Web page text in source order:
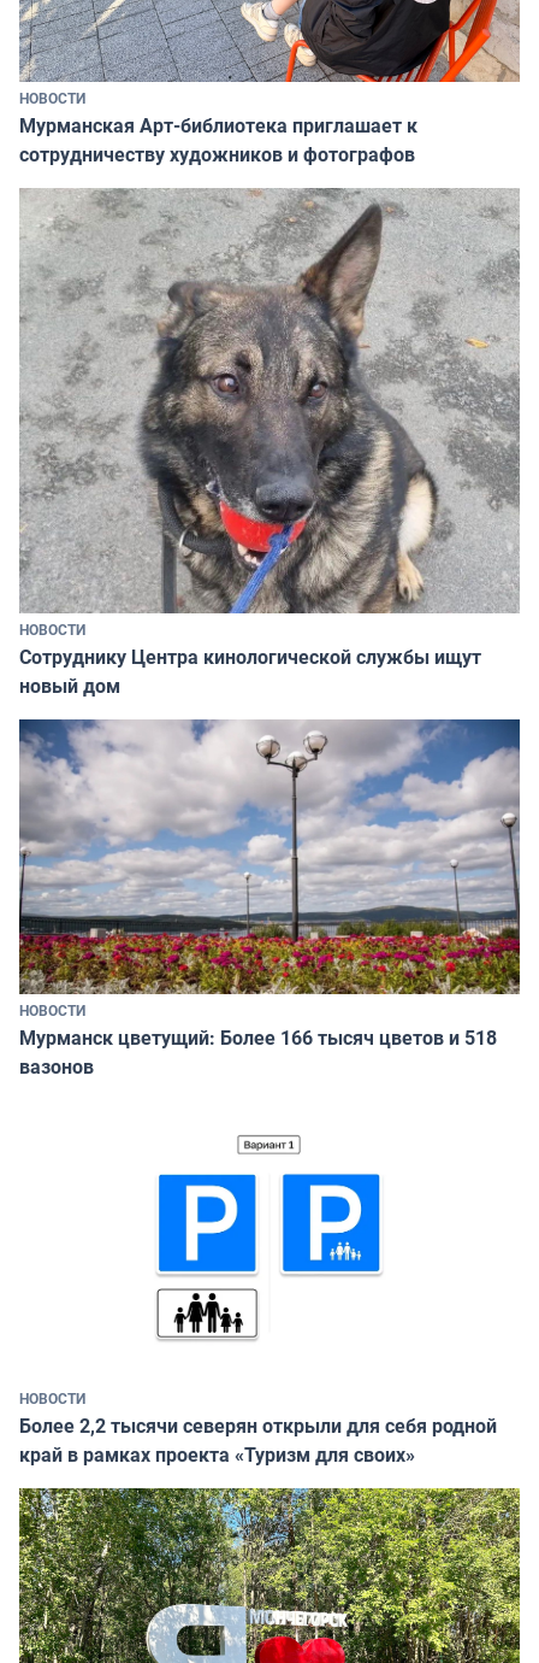
НОВОСТИ
Мурманская Арт-библиотека приглашает к
сотрудничеству художников и фотографов
НОВОСТИ
Сотруднику Центра кинологической службы ищут
новый дом
НОВОСТИ
Мурманск цветущий: Более 166 тысяч цветов и 518
вазонов
НОВОСТИ
Более 2,2 тысячи северян открыли для себя родной
край в рамках проекта «Туризм для своих»